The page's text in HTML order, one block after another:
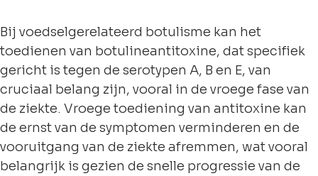
Bij voedselgerelateerd botulisme kan het
toedienen van botulineantitoxine, dat specifiek
gericht is tegen de serotypen A, B en E, van
cruciaal belang zijn, vooral in de vroege fase van
de ziekte. Vroege toediening van antitoxine kan
de ernst van de symptomen verminderen en de
vooruitgang van de ziekte afremmen, wat vooral
belangrijk is gezien de snelle progressie van de